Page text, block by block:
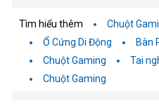
Tìm hiểu thêm Chuột
Ổ Cứng Di Động
Bàn
Chuột Gaming
Tai
Chuột Gaming